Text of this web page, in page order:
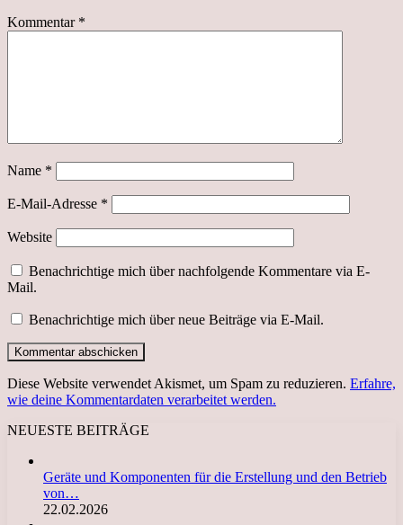
Kommentar *
Name *
E-Mail-Adresse *
Website
Benachrichtige mich über nachfolgende Kommentare via E-
Mail.
Benachrichtige mich über neue Beiträge via E-Mail.
Diese Website verwendet Akismet, um Spam zu reduzieren. Erfahre,
wie deine Kommentardaten verarbeitet werden.
NEUESTE BEITRÄGE
Geräte und Komponenten für die Erstellung und den Betrieb
von…
22.02.2026